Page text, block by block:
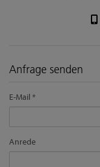
Anfrage senden
E-Mail
Anrede